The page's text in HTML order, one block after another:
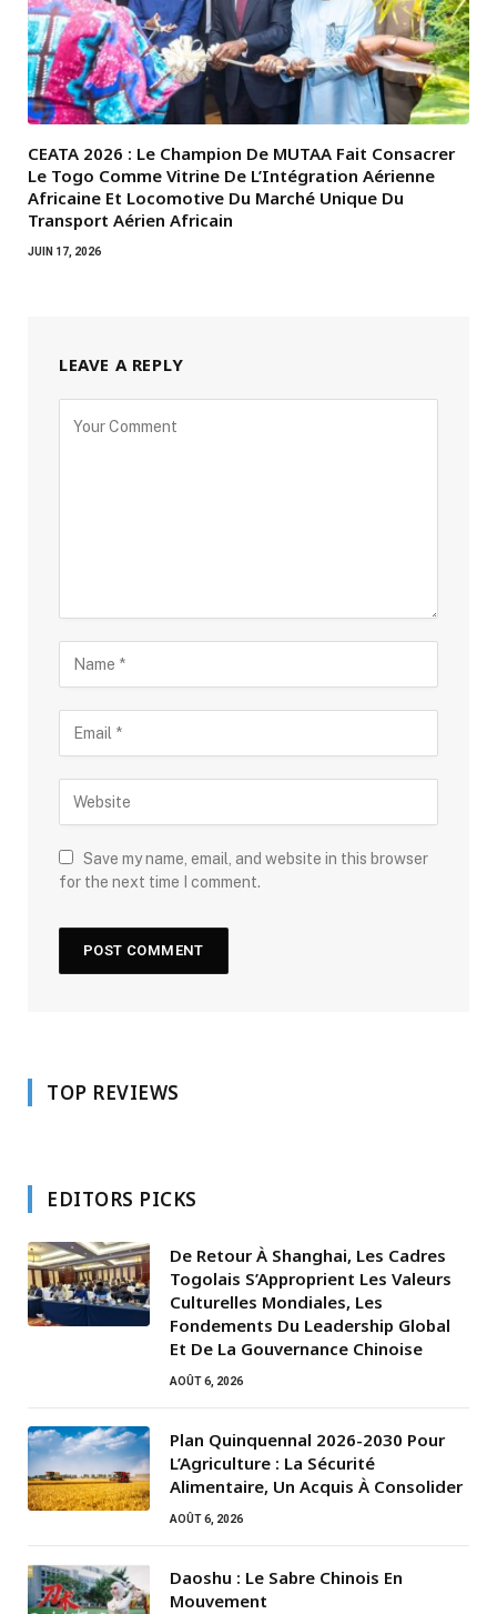
CEATA 2026 : Le Champion De MUTAA Fait Consacrer
Le Togo Comme Vitrine De L’Intégration Aérienne
Africaine Et Locomotive Du Marché Unique Du
Transport Aérien Africain
JUIN 17, 2026
LEAVE A REPLY
Save my name, email, and website in this browser
for the next time I comment.
TOP REVIEWS
EDITORS PICKS
De Retour À Shanghai, Les Cadres
Togolais S’Approprient Les Valeurs
Culturelles Mondiales, Les
Fondements Du Leadership Global
Et De La Gouvernance Chinoise
AOÛT 6, 2026
Plan Quinquennal 2026-2030 Pour
L’Agriculture : La Sécurité
Alimentaire, Un Acquis À Consolider
AOÛT 6, 2026
Daoshu : Le Sabre Chinois En
Mouvement